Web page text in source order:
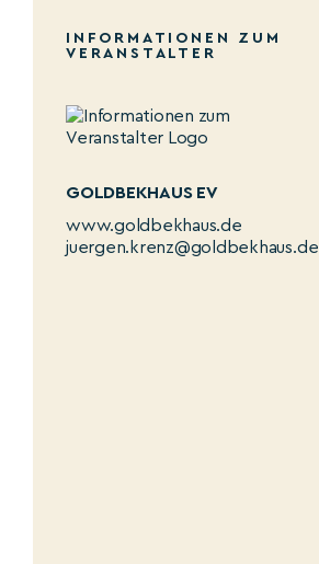
INFORMATIONEN ZUM
VERANSTALTER
GOLDBEKHAUS EV
www.goldbekhaus.de
juergen.krenz@goldbekhaus.de